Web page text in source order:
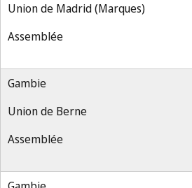
Union de Madrid (Marques)
Assemblée
Gambie
Union de Berne
Assemblée